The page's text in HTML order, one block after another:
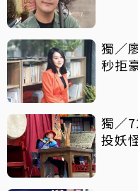
獨／
秒拒
獨／
投妖